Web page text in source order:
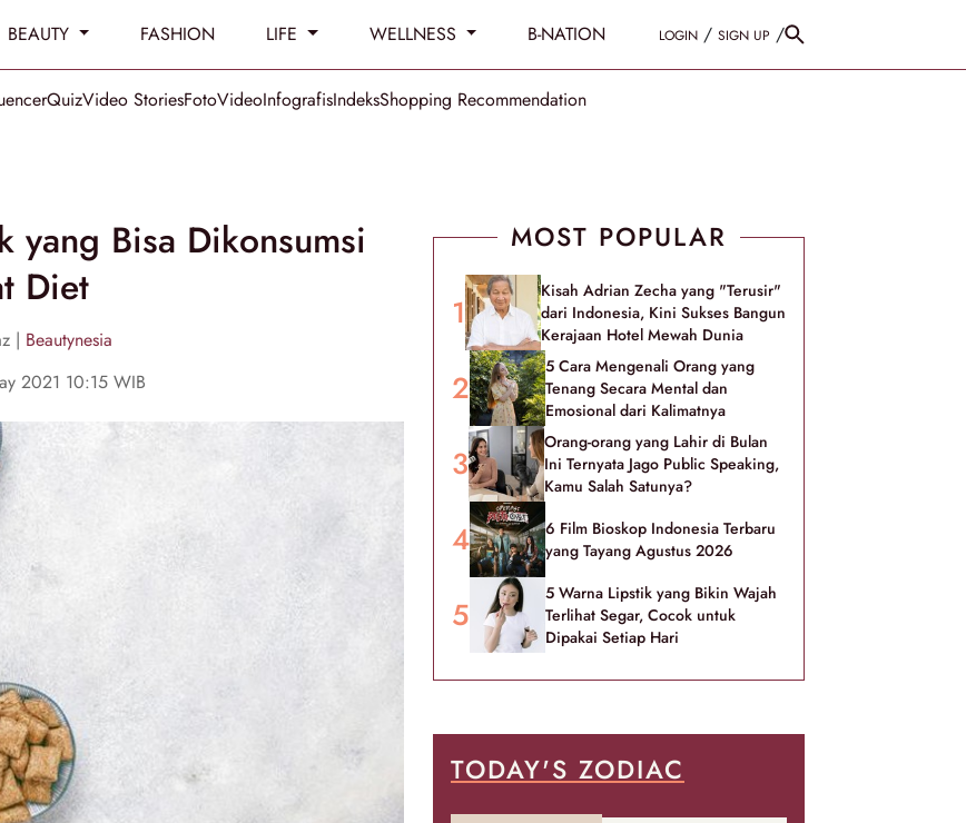
BEAUTY FASHION LIFE WELLNESS B-NATION LOGIN / SIGN UP /
QuizVideo StoriesFotoVideoInfografisIndeksShopping Recommendation
yang Bisa Dikonsumsi
Diet
| Beautynesia
2021 10:15 WIB
MOST POPULAR
Kisah Adrian Zecha yang "Terusir"
dari Indonesia, Kini Sukses Bangun
Kerajaan Hotel Mewah Dunia
5 Cara Mengenali Orang yang
Tenang Secara Mental dan
Emosional dari Kalimatnya
Orang-orang yang Lahir di Bulan
Ini Ternyata Jago Public Speaking,
Kamu Salah Satunya?
6 Film Bioskop Indonesia Terbaru
yang Tayang Agustus 2026
5 Warna Lipstik yang Bikin Wajah
Terlihat Segar, Cocok untuk
Dipakai Setiap Hari
TODAY'S ZODIAC